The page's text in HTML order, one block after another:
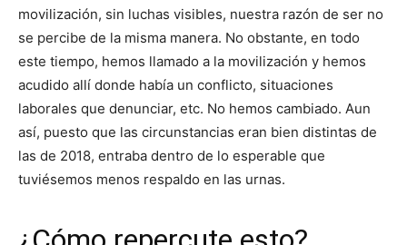
movilización, sin luchas visibles, nuestra razón de ser no
se percibe de la misma manera. No obstante, en todo
este tiempo, hemos llamado a la movilización y hemos
acudido allí donde había un conflicto, situaciones
laborales que denunciar, etc. No hemos cambiado. Aun
así, puesto que las circunstancias eran bien distintas de
las de 2018, entraba dentro de lo esperable que
tuviésemos menos respaldo en las urnas.